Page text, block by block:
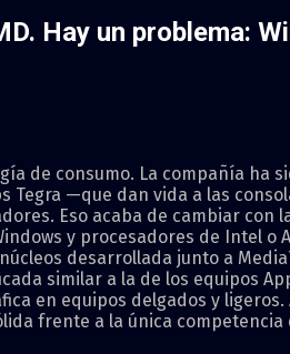
Hay un problema:
de consumo. La compañía ha
—que dan vida a las
Eso acaba de cambiar con
y procesadores de Intel o
desarrollada junto a
similar a la de los equipos
en equipos delgados y
frente a la única